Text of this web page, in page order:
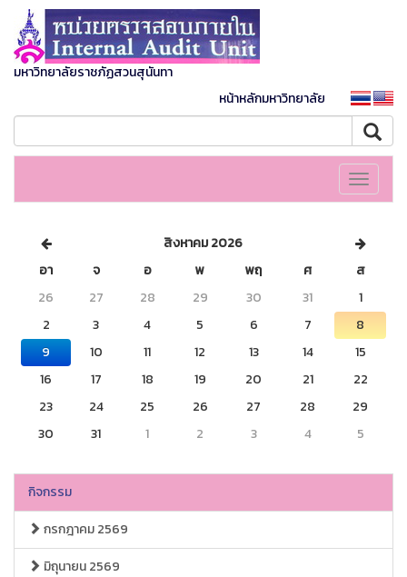
มหาวิทยาลัยราชภัฏสวนสุนันทา
หน้าหลักมหาวิทยาลัย
Toggle
สิงหาคม 2026
อา
จ อ พ พฤ ศ
ส
26
27 28 29 30 31
1
2
3 4 5 6 7
8
9
10 11 12 13 14
15
16
17 18 19 20 21
22
23
24 25 26 27 28
29
30
31 1 2 3 4 5
กิจกรรม
กรกฎาคม 2569
มิถุนายน 2569